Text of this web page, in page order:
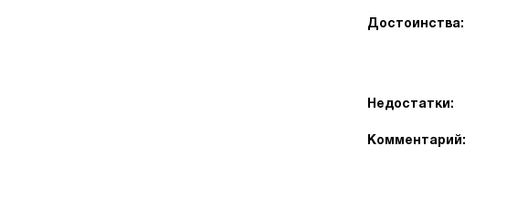
Достоинства:
Недостатки:
Комментарий: